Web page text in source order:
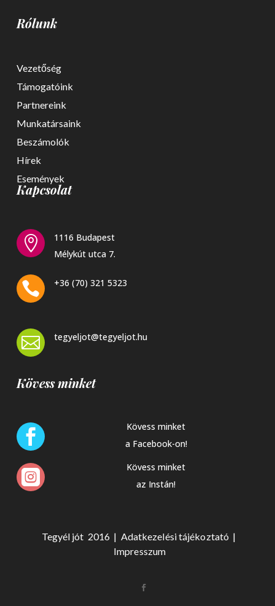
Rólunk
Vezetőség
Támogatóink
Partnereink
Munkatársaink
Beszámolók
Hírek
Események
Kapcsolat

1116 Budapest
Mélykút utca 7.
 +36 (70) 321 5323
 tegyeljot@tegyeljot.hu
Kövess minket

Kövess minket
a Facebook-on!

Kövess minket
az Instán!
Tegyél jót 2016 | Adatkezelési tájékoztató |
Impresszum